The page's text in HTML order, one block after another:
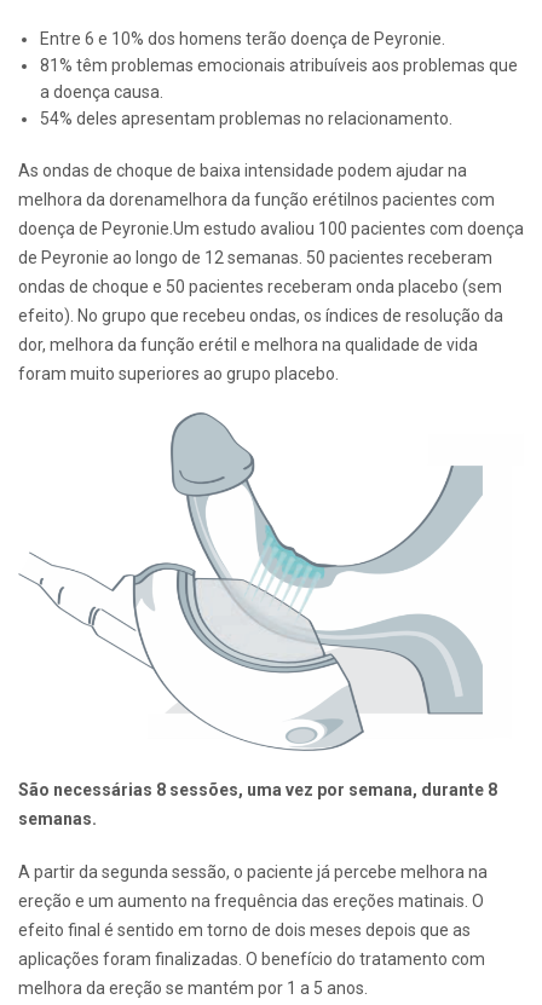
Entre 6 e 10% dos homens terão doença de Peyronie.
81% têm problemas emocionais atribuíveis aos problemas que
a doença causa.
54% deles apresentam problemas no relacionamento.
As ondas de choque de baixa intensidade podem ajudar na
melhora da dorenamelhora da função erétilnos pacientes com
doença de Peyronie.Um estudo avaliou 100 pacientes com doença
de Peyronie ao longo de 12 semanas. 50 pacientes receberam
ondas de choque e 50 pacientes receberam onda placebo (sem
efeito). No grupo que recebeu ondas, os índices de resolução da
dor, melhora da função erétil e melhora na qualidade de vida
foram muito superiores ao grupo placebo.
São necessárias 8 sessões, uma vez por semana, durante 8
semanas.
A partir da segunda sessão, o paciente já percebe melhora na
ereção e um aumento na frequência das ereções matinais. O
efeito final é sentido em torno de dois meses depois que as
aplicações foram finalizadas. O benefício do tratamento com
melhora da ereção se mantém por 1 a 5 anos.